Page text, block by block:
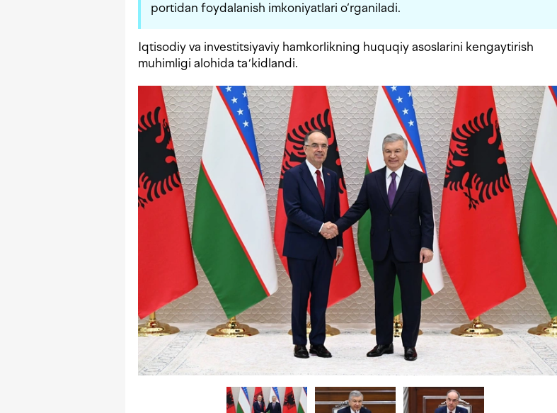
portidan foydalanish imkoniyatlari o‘rganiladi.
Iqtisodiy va investitsiyaviy hamkorlikning huquqiy asoslarini kengaytirish
muhimligi alohida taʼkidlandi.